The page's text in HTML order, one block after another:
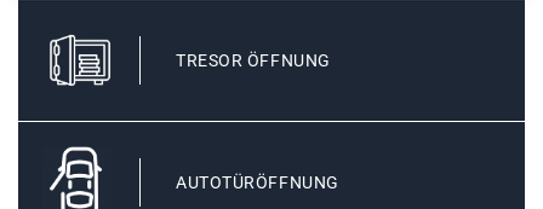
TRESOR ÖFFNUNG
AUTOTÜRÖFFNUNG